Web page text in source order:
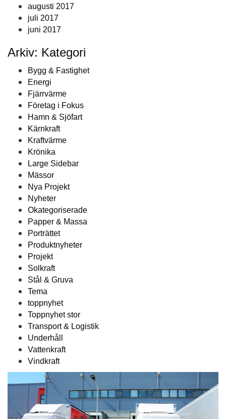
augusti 2017
juli 2017
juni 2017
Arkiv: Kategori
Bygg & Fastighet
Energi
Fjärrvärme
Företag i Fokus
Hamn & Sjöfart
Kärnkraft
Kraftvärme
Krönika
Large Sidebar
Mässor
Nya Projekt
Nyheter
Okategoriserade
Papper & Massa
Porträttet
Produktnyheter
Projekt
Solkraft
Stål & Gruva
Tema
toppnyhet
Toppnyhet stor
Transport & Logistik
Underhåll
Vattenkraft
Vindkraft